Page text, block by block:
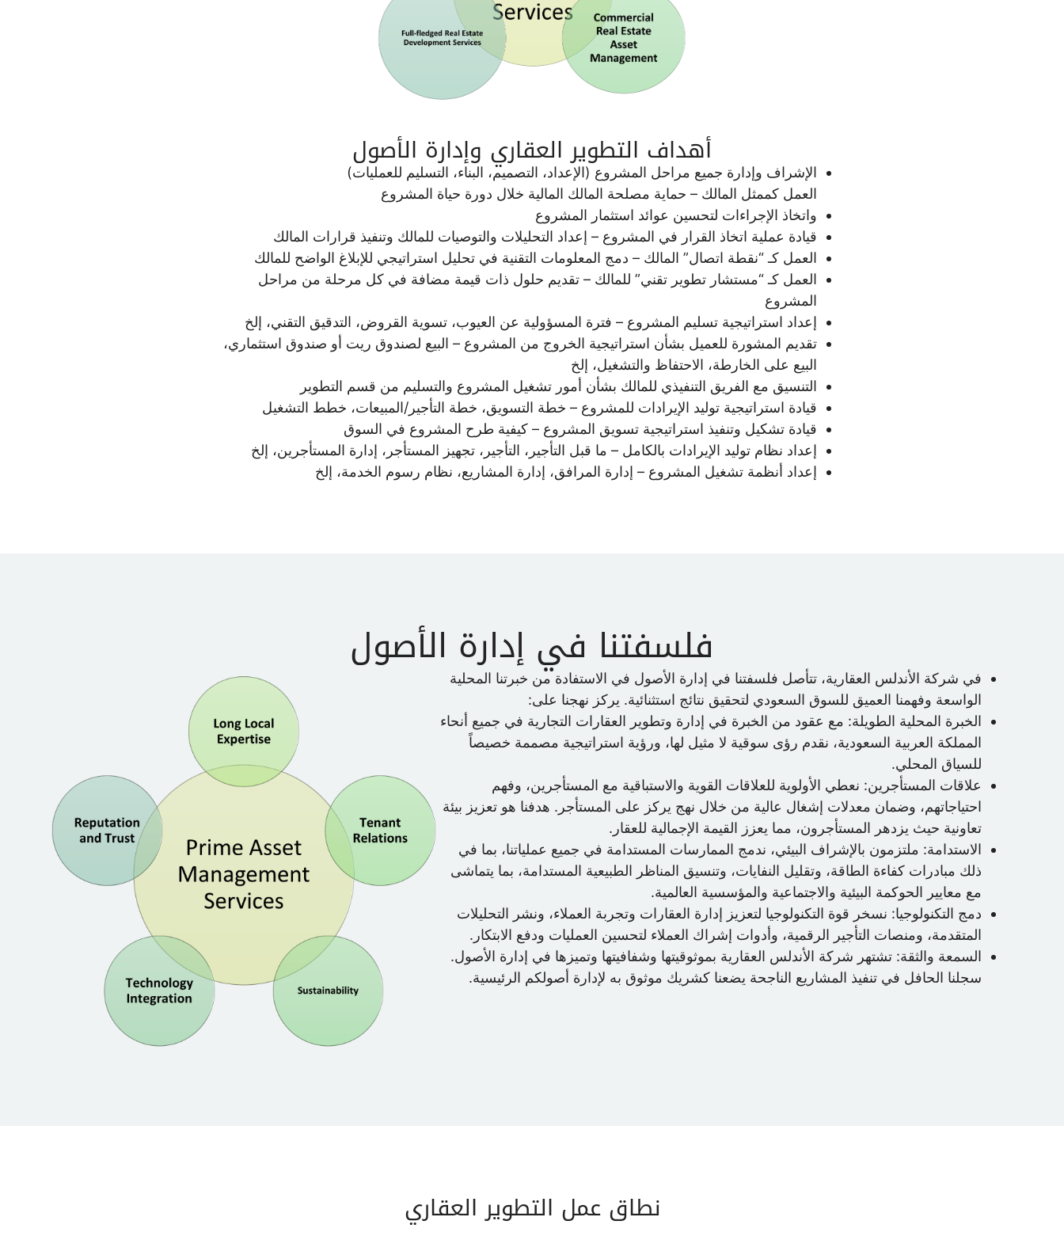
أهداف التطوير العقاري وإدارة الأصول
الإشراف وإدارة جميع مراحل المشروع (الإعداد، التصميم، البناء، التسليم للعمليات)
العمل كممثل المالك – حماية مصلحة المالك المالية خلال دورة حياة المشروع
واتخاذ الإجراءات لتحسين عوائد استثمار المشروع
قيادة عملية اتخاذ القرار في المشروع – إعداد التحليلات والتوصيات للمالك وتنفيذ قرارات المالك
العمل كـ “نقطة اتصال” المالك – دمج المعلومات التقنية في تحليل استراتيجي للإبلاغ الواضح للمالك
العمل كـ “مستشار تطوير تقني” للمالك – تقديم حلول ذات قيمة مضافة في كل مرحلة من مراحل
المشروع
إعداد استراتيجية تسليم المشروع – فترة المسؤولية عن العيوب، تسوية القروض، التدقيق التقني، إلخ
تقديم المشورة للعميل بشأن استراتيجية الخروج من المشروع – البيع لصندوق ريت أو صندوق استثماري،
البيع على الخارطة، الاحتفاظ والتشغيل، إلخ
التنسيق مع الفريق التنفيذي للمالك بشأن أمور تشغيل المشروع والتسليم من قسم التطوير
قيادة استراتيجية توليد الإيرادات للمشروع – خطة التسويق، خطة التأجير/المبيعات، خطط التشغيل
قيادة تشكيل وتنفيذ استراتيجية تسويق المشروع – كيفية طرح المشروع في السوق
إعداد نظام توليد الإيرادات بالكامل – ما قبل التأجير، التأجير، تجهيز المستأجر، إدارة المستأجرين، إلخ
إعداد أنظمة تشغيل المشروع – إدارة المرافق، إدارة المشاريع، نظام رسوم الخدمة، إلخ
فلسفتنا في إدارة الأصول
في شركة الأندلس العقارية، تتأصل فلسفتنا في إدارة الأصول في الاستفادة من خبرتنا المحلية
الواسعة وفهمنا العميق للسوق السعودي لتحقيق نتائج استثنائية. يركز نهجنا على:
الخبرة المحلية الطويلة: مع عقود من الخبرة في إدارة وتطوير العقارات التجارية في جميع أنحاء
المملكة العربية السعودية، نقدم رؤى سوقية لا مثيل لها، ورؤية استراتيجية مصممة خصيصاً
للسياق المحلي.
علاقات المستأجرين: نعطي الأولوية للعلاقات القوية والاستباقية مع المستأجرين، وفهم
احتياجاتهم، وضمان معدلات إشغال عالية من خلال نهج يركز على المستأجر. هدفنا هو تعزيز بيئة
تعاونية حيث يزدهر المستأجرون، مما يعزز القيمة الإجمالية للعقار.
الاستدامة: ملتزمون بالإشراف البيئي، ندمج الممارسات المستدامة في جميع عملياتنا، بما في
ذلك مبادرات كفاءة الطاقة، وتقليل النفايات، وتنسيق المناظر الطبيعية المستدامة، بما يتماشى
مع معايير الحوكمة البيئية والاجتماعية والمؤسسية العالمية.
دمج التكنولوجيا: نسخر قوة التكنولوجيا لتعزيز إدارة العقارات وتجربة العملاء، ونشر التحليلات
المتقدمة، ومنصات التأجير الرقمية، وأدوات إشراك العملاء لتحسين العمليات ودفع الابتكار.
السمعة والثقة: تشتهر شركة الأندلس العقارية بموثوقيتها وشفافيتها وتميزها في إدارة الأصول.
سجلنا الحافل في تنفيذ المشاريع الناجحة يضعنا كشريك موثوق به لإدارة أصولكم الرئيسية.
نطاق عمل التطوير العقاري